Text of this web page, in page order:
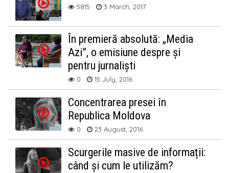
5815 3 March, 2017
În premieră absolută: „Media
Azi”, o emisiune despre și
pentru jurnaliști
0 15 July, 2016
Concentrarea presei în
Republica Moldova
0 23 August, 2016
Scurgerile masive de informații:
când și cum le utilizăm?